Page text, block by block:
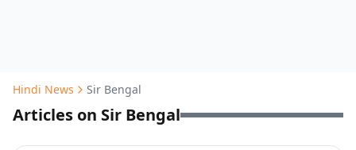
Hindi News Sir Bengal
Articles on Sir Bengal